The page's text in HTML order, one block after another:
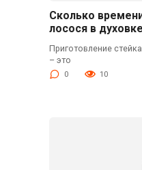
Сколько
лосося в
Приготовление
– это
0 10